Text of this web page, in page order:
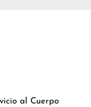
al Cuerpo